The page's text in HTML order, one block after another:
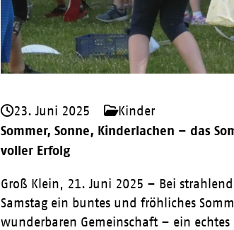
23. Juni 2025 Kinder
Sommer, Sonne, Kinderlachen – das
voller Erfolg
Groß Klein, 21. Juni 2025 – Bei
Samstag ein buntes und fröhliches
wunderbaren Gemeinschaft – ein